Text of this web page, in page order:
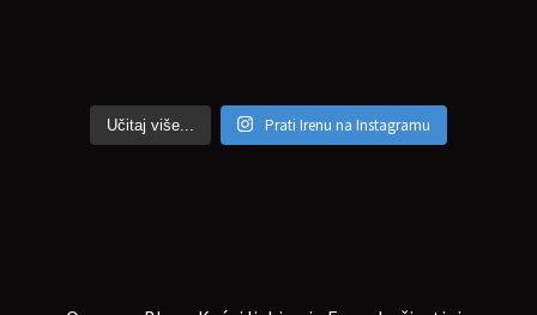
Učitaj više... Prati Irenu na Instagramu